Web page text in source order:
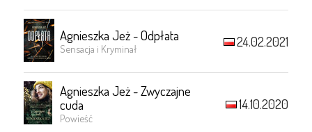
Agnieszka Jeż - Odpłata
Sensacja i Kryminał 24.02.2021
Agnieszka Jeż - Zwyczajne
cuda
Powieść
14.10.2020